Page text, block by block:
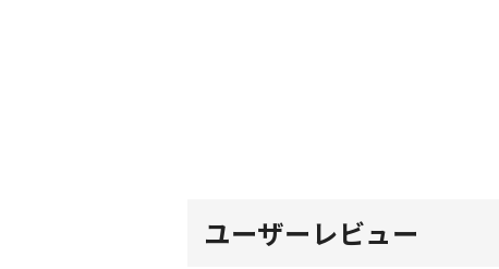
ユーザーレビュー